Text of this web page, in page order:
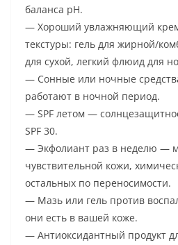
баланса pH.
— Хороший увлажняющий
текстуры: гель для жирной/
для сухой, легкий флюид для
— Сонные или ночные
работают в ночной период.
— SPF летом —
SPF 30.
— Экфолиант раз в неделю —
чувствительной кожи,
остальных по переносимости.
— Мазь или гель против
они есть в вашей коже.
— Антиоксидантный продукт